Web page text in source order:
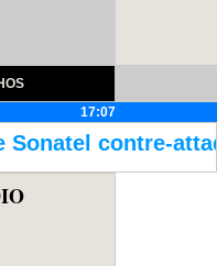
17:07